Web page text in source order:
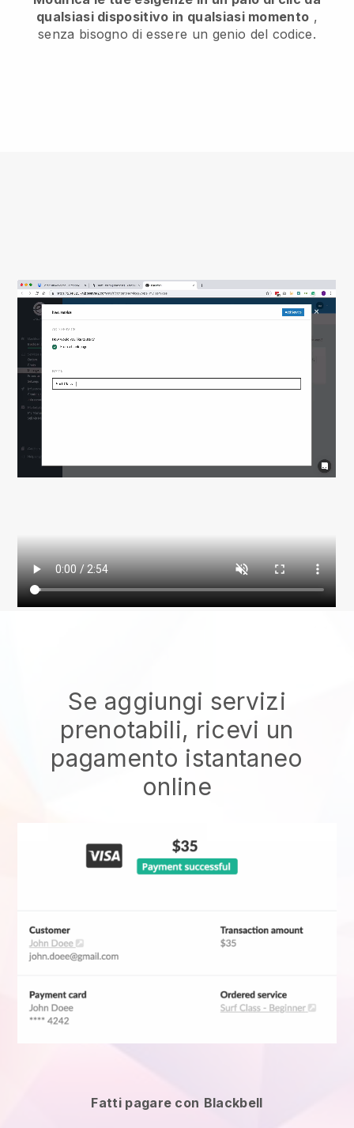
qualsiasi dispositivo in qualsiasi momento ,
senza bisogno di essere un genio del codice.
Se aggiungi servizi
prenotabili, ricevi un
pagamento istantaneo
online
Fatti pagare con Blackbell